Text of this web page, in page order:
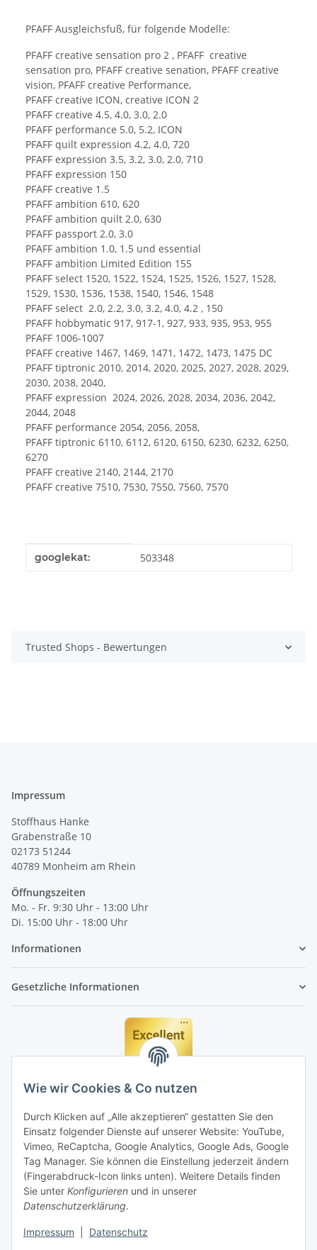
Wie wir Cookies & Co nutzen
Durch Klicken auf „Alle akzeptieren“ gestatten Sie den
Einsatz folgender Dienste auf unserer Website: YouTube,
Vimeo, ReCaptcha, Google Analytics, Google Ads, Google
Tag Manager. Sie können die Einstellung jederzeit ändern
(Fingerabdruck-Icon links unten). Weitere Details finden
Sie unter Konfigurieren und in unserer
Datenschutzerklärung.
Impressum Datenschutz
PFAFF Ausgleichsfuß, für folgende Modelle:
PFAFF creative sensation pro 2 , PFAFF creative
sensation pro, PFAFF creative senation, PFAFF creative
vision, PFAFF creative Performance,
PFAFF creative ICON, creative ICON 2
PFAFF creative 4.5, 4.0, 3.0, 2.0
PFAFF performance 5.0, 5.2, ICON
PFAFF quilt expression 4.2, 4.0, 720
PFAFF expression 3.5, 3.2, 3.0, 2.0, 710
PFAFF expression 150
PFAFF creative 1.5
PFAFF ambition 610, 620
PFAFF ambition quilt 2.0, 630
PFAFF passport 2.0, 3.0
PFAFF ambition 1.0, 1.5 und essential
PFAFF ambition Limited Edition 155
PFAFF select 1520, 1522, 1524, 1525, 1526, 1527, 1528,
1529, 1530, 1536, 1538, 1540, 1546, 1548
PFAFF select 2.0, 2.2, 3.0, 3.2, 4.0, 4.2 , 150
PFAFF hobbymatic 917, 917-1, 927, 933, 935, 953, 955
PFAFF 1006-1007
PFAFF creative 1467, 1469, 1471, 1472, 1473, 1475 DC
PFAFF tiptronic 2010, 2014, 2020, 2025, 2027, 2028, 2029,
2030, 2038, 2040,
PFAFF expression 2024, 2026, 2028, 2034, 2036, 2042,
2044, 2048
PFAFF performance 2054, 2056, 2058,
PFAFF tiptronic 6110, 6112, 6120, 6150, 6230, 6232, 6250,
6270
PFAFF creative 2140, 2144, 2170
PFAFF creative 7510, 7530, 7550, 7560, 7570
Produkteigenschaft
Wert
googlekat: 503348
Trusted Shops - Bewertungen
Impressum
Stoffhaus Hanke
Grabenstraße 10
02173 51244
40789 Monheim am Rhein
Öffnungszeiten
Mo. - Fr. 9:30 Uhr - 13:00 Uhr
Di. 15:00 Uhr - 18:00 Uhr
Informationen
Gesetzliche Informationen